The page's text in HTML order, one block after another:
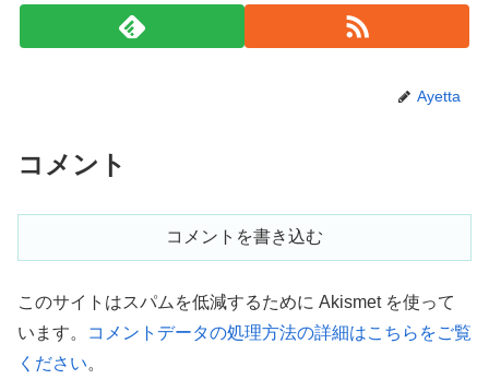
Ayetta
コメント
コメントを書き込む
このサイトはスパムを低減するために Akismet を使って
います。
コメントデータの処理方法の詳細はこちらをご覧
ください。